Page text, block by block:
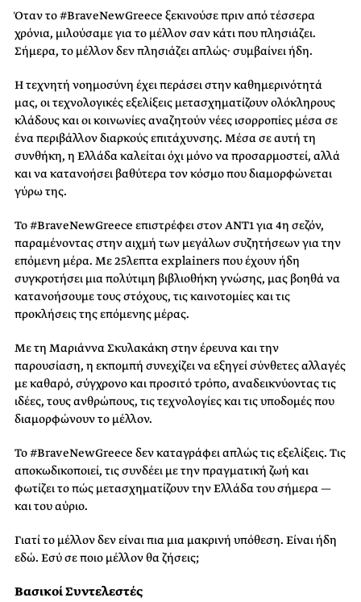
Όταν το #BraveNewGreece ξεκινούσε πριν από τέσσερα
χρόνια, μιλούσαμε για το μέλλον σαν κάτι που πλησιάζει.
Σήμερα, το μέλλον δεν πλησιάζει απλώς· συμβαίνει ήδη.
Η τεχνητή νοημοσύνη έχει περάσει στην καθημερινότητά
μας, οι τεχνολογικές εξελίξεις μετασχηματίζουν ολόκληρους
κλάδους και οι κοινωνίες αναζητούν νέες ισορροπίες μέσα σε
ένα περιβάλλον διαρκούς επιτάχυνσης. Μέσα σε αυτή τη
συνθήκη, η Ελλάδα καλείται όχι μόνο να προσαρμοστεί, αλλά
και να κατανοήσει βαθύτερα τον κόσμο που διαμορφώνεται
γύρω της.
Το #BraveNewGreece επιστρέφει στον ΑΝΤ1 για 4η σεζόν,
παραμένοντας στην αιχμή των μεγάλων συζητήσεων για την
επόμενη μέρα. Με 25λεπτα explainers που έχουν ήδη
συγκροτήσει μια πολύτιμη βιβλιοθήκη γνώσης, μας βοηθά να
κατανοήσουμε τους στόχους, τις καινοτομίες και τις
προκλήσεις της επόμενης μέρας.
Με τη Μαριάννα Σκυλακάκη στην έρευνα και την
παρουσίαση, η εκπομπή συνεχίζει να εξηγεί σύνθετες αλλαγές
με καθαρό, σύγχρονο και προσιτό τρόπο, αναδεικνύοντας τις
ιδέες, τους ανθρώπους, τις τεχνολογίες και τις υποδομές που
διαμορφώνουν το μέλλον.
Το #BraveNewGreece δεν καταγράφει απλώς τις εξελίξεις. Τις
αποκωδικοποιεί, τις συνδέει με την πραγματική ζωή και
φωτίζει το πώς μετασχηματίζουν την Ελλάδα του σήμερα —
και του αύριο.
Γιατί το μέλλον δεν είναι πια μια μακρινή υπόθεση. Είναι ήδη
εδώ. Εσύ σε ποιο μέλλον θα ζήσεις;
Βασικοί Συντελεστές